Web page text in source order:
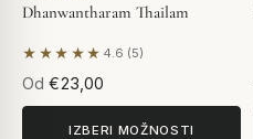
Dhanwantharam Thailam
★★★★★ 4.6 (5)
Na podlagi 5 mnenj
Od €23,00
IZBERI MOŽNOSTI